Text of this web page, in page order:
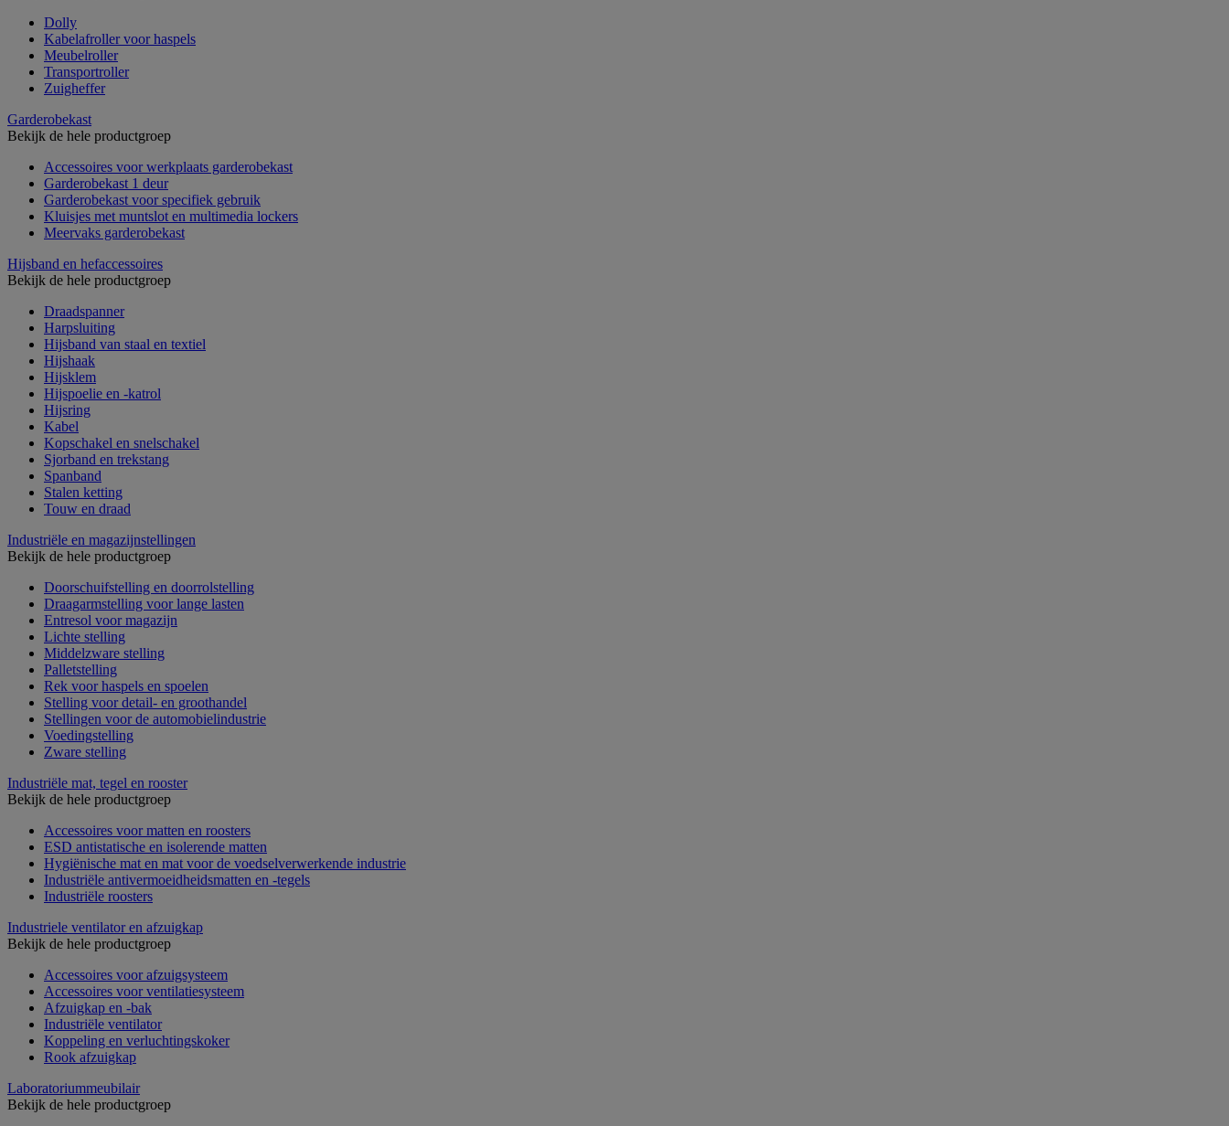
Dolly
Kabelafroller voor haspels
Meubelroller
Transportroller
Zuigheffer
Garderobekast
Bekijk de hele productgroep
Accessoires voor werkplaats garderobekast
Garderobekast 1 deur
Garderobekast voor specifiek gebruik
Kluisjes met muntslot en multimedia lockers
Meervaks garderobekast
Hijsband en hefaccessoires
Bekijk de hele productgroep
Draadspanner
Harpsluiting
Hijsband van staal en textiel
Hijshaak
Hijsklem
Hijspoelie en -katrol
Hijsring
Kabel
Kopschakel en snelschakel
Sjorband en trekstang
Spanband
Stalen ketting
Touw en draad
Industriële en magazijnstellingen
Bekijk de hele productgroep
Doorschuifstelling en doorrolstelling
Draagarmstelling voor lange lasten
Entresol voor magazijn
Lichte stelling
Middelzware stelling
Palletstelling
Rek voor haspels en spoelen
Stelling voor detail- en groothandel
Stellingen voor de automobielindustrie
Voedingstelling
Zware stelling
Industriële mat, tegel en rooster
Bekijk de hele productgroep
Accessoires voor matten en roosters
ESD antistatische en isolerende matten
Hygiënische mat en mat voor de voedselverwerkende industrie
Industriële antivermoeidheidsmatten en -tegels
Industriële roosters
Industriele ventilator en afzuigkap
Bekijk de hele productgroep
Accessoires voor afzuigsysteem
Accessoires voor ventilatiesysteem
Afzuigkap en -bak
Industriële ventilator
Koppeling en verluchtingskoker
Rook afzuigkap
Laboratoriummeubilair
Bekijk de hele productgroep